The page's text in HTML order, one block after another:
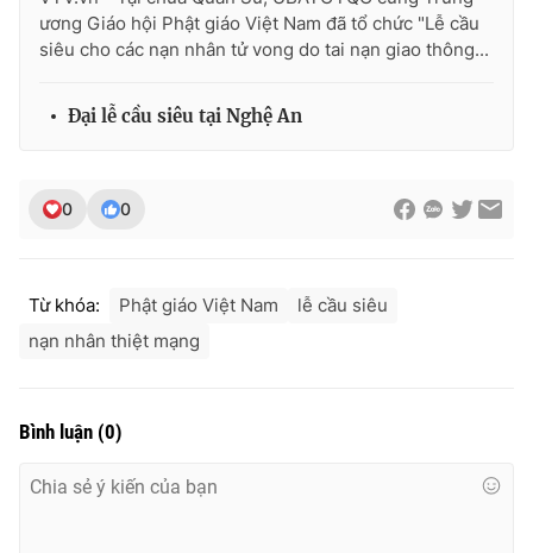
THỜI BÁO VTV
Cơ quan chủ quản:Đài Truyền hình Việt Nam
Cơ quan báo chí:
Tổng Biên tập:
Nguyễn Trọng Ninh
ương Giáo hội Phật giáo Việt Nam đã tổ chức "Lễ cầu
siêu cho các nạn nhân tử vong do tai nạn giao thông...
Đại lễ cầu siêu tại Nghệ An
0 0
Từ khóa: Phật giáo Việt Nam
lễ cầu siêu
nạn nhân thiệt mạng
Bình luận (0)